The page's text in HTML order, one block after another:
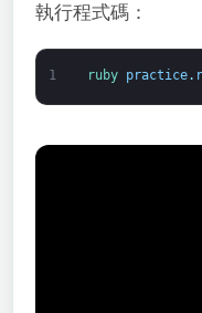
執行程式碼：
1 ruby practice.